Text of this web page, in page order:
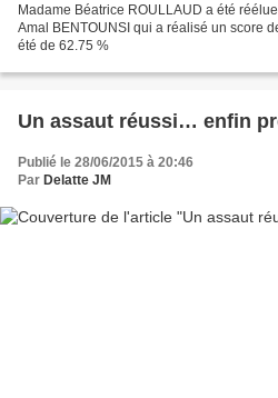
Madame Béatrice ROULLAUD a été
Amal BENTOUNSI qui a réalisé un score
été de 62.75 %
Un assaut réussi… enfin
Publié le 28/06/2015 à 20:46
Par Delatte JM